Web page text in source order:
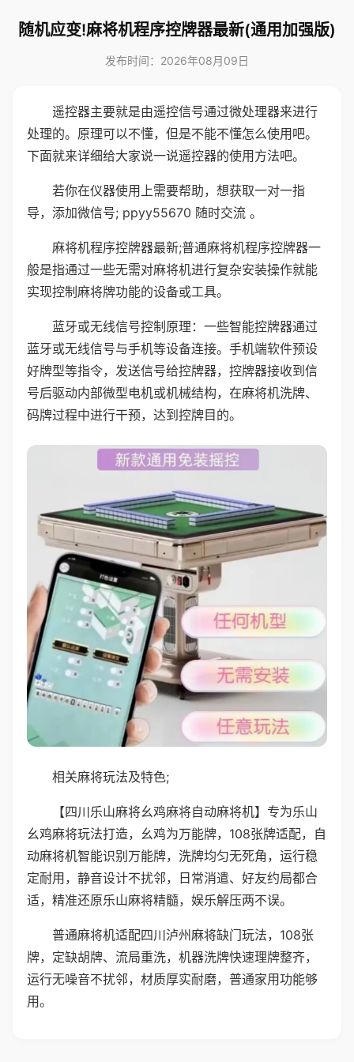
随机应变!麻将机程序控牌器最新(通用加强版)
发布时间：2026年08月09日
遥控器主要就是由遥控信号通过微处理器来进行
处理的。原理可以不懂，但是不能不懂怎么使用吧。
下面就来详细给大家说一说遥控器的使用方法吧。
若你在仪器使用上需要帮助，想获取一对一指
导，添加微信号; ppyy55670 随时交流 。
麻将机程序控牌器最新;普通麻将机程序控牌器一
般是指通过一些无需对麻将机进行复杂安装操作就能
实现控制麻将牌功能的设备或工具。
蓝牙或无线信号控制原理：一些智能控牌器通过
蓝牙或无线信号与手机等设备连接。手机端软件预设
好牌型等指令，发送信号给控牌器，控牌器接收到信
号后驱动内部微型电机或机械结构，在麻将机洗牌、
码牌过程中进行干预，达到控牌目的。
相关麻将玩法及特色;
【四川乐山麻将幺鸡麻将自动麻将机】专为乐山
幺鸡麻将玩法打造，幺鸡为万能牌，108张牌适配，自
动麻将机智能识别万能牌，洗牌均匀无死角，运行稳
定耐用，静音设计不扰邻，日常消遣、好友约局都合
适，精准还原乐山麻将精髓，娱乐解压两不误。
普通麻将机适配四川泸州麻将缺门玩法，108张
牌，定缺胡牌、流局重洗，机器洗牌快速理牌整齐，
运行无噪音不扰邻，材质厚实耐磨，普通家用功能够
用。